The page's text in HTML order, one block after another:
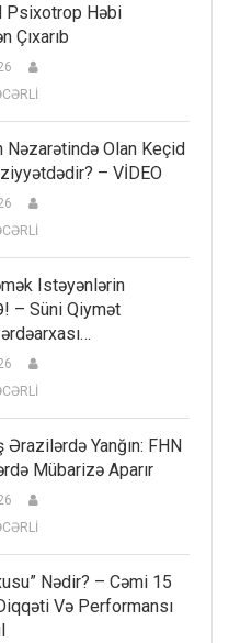
Psixotrop Həbi
Çıxarıb
Nəzarətində Olan Keçid
– VİDEO
Istəyənlərin
– Süni Qiymət
Ərazilərdə Yanğın: FHN
Mübarizə Aparır
Nədir? – Cəmi 15
Və Performansı